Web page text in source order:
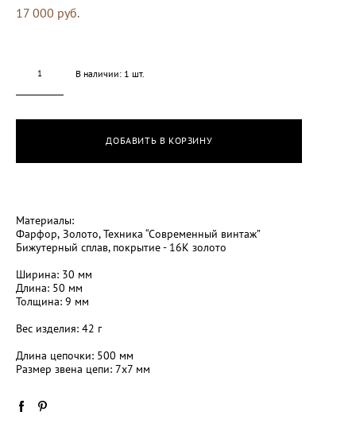
17 000 pуб.
В наличии: 1 шт.
ДОБАВИТЬ В КОРЗИНУ
Материалы:
Фарфор, Золото, Техника “Современный винтаж”
Бижутерный сплав, покрытие - 16К золото
Ширина: 30 мм
Длина: 50 мм
Толщина: 9 мм
Вес изделия: 42 г
Длина цепочки: 500 мм
Размер звена цепи: 7х7 мм